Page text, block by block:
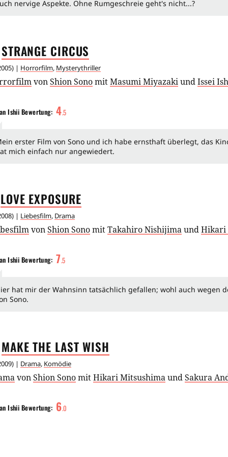
nervige Aspekte. Ohne Rumgeschreie geht's nicht...?
STRANGE CIRCUS
) | Horrorfilm, Mysterythriller
vonShion SonomitMasumi MiyazakiundIssei
Ishii Bewertung: 4.5
erster Film von Sono und ich habe ernsthaft überlegt, das
mich einfach nur angewiedert.
LOVE EXPOSURE
) | Liebesfilm, Drama
vonShion SonomitTakahiro NishijimaundHikari
Ishii Bewertung: 7.5
hat mir der Wahnsinn tatsächlich gefallen; wohl auch wegen
Sono.
MAKE THE LASTWISH
) | Drama, Komödie
vonShion SonomitHikari MitsushimaundSakura
Ishii Bewertung: 6.0